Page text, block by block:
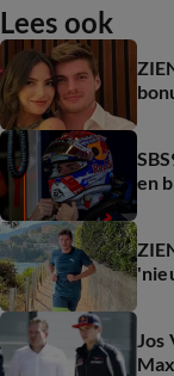
Lees ook
en
Jos
Max